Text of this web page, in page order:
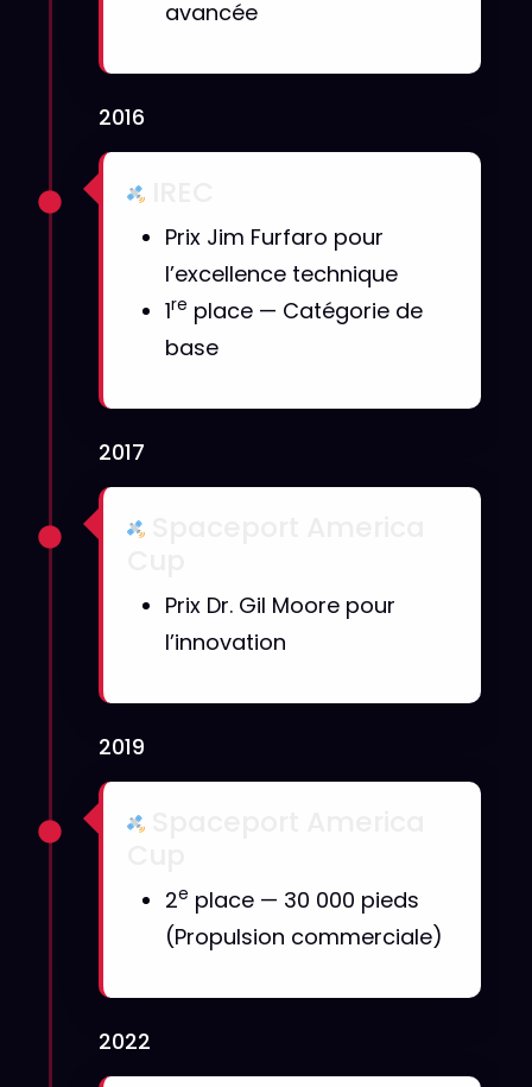
avancée
2016
Prix Jim Furfaro pour
l’excellence technique
1re place — Catégorie de
base
2017
Prix Dr. Gil Moore pour
l’innovation
2019
2e place — 30 000 pieds
(Propulsion commerciale)
2022